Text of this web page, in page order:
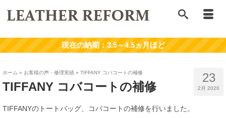
23
2月 2020
ホーム » お客様の声・修理実績 » TIFFANY コバコートの補修
TIFFANY コバコートの補修
TIFFANYのトートバッグ、コバコートの補修を行いました。